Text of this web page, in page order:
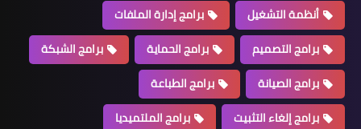
أنظمة التشغيل
برامج إدارة الملفات
برامج التصميم
برامج الحماية
برامج الشبكة
برامج الصيانة
برامج الطباعة
برامج إلغاء التثبيت
برامج الملتميديا